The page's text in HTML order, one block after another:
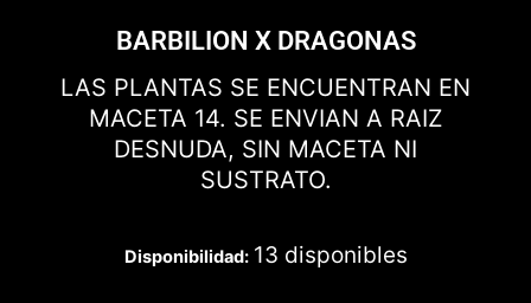
BARBILION X DRAGONAS
LAS PLANTAS SE ENCUENTRAN EN
MACETA 14. SE ENVIAN A RAIZ
DESNUDA, SIN MACETA NI
SUSTRATO.
Disponibilidad: 13 disponibles